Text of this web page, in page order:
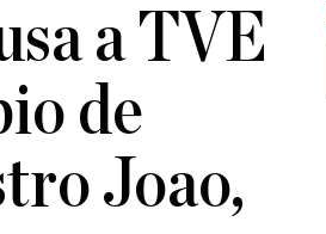
a TVE
de
Joao,